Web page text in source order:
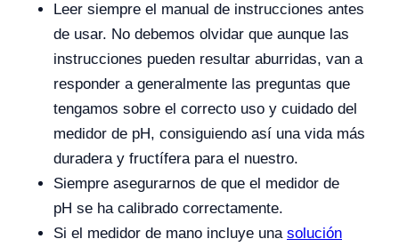
Leer siempre el manual de instrucciones antes
de usar. No debemos olvidar que aunque las
instrucciones pueden resultar aburridas, van a
responder a generalmente las preguntas que
tengamos sobre el correcto uso y cuidado del
medidor de pH, consiguiendo así una vida más
duradera y fructífera para el nuestro.
Siempre asegurarnos de que el medidor de
pH se ha calibrado correctamente.
Si el medidor de mano incluye una solución